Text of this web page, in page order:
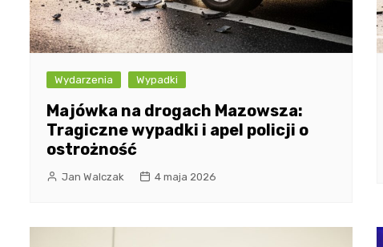
Wydarzenia Wypadki
Majówka na drogach Mazowsza:
Tragiczne wypadki i apel policji o
ostrożność
Jan Walczak 4 maja 2026